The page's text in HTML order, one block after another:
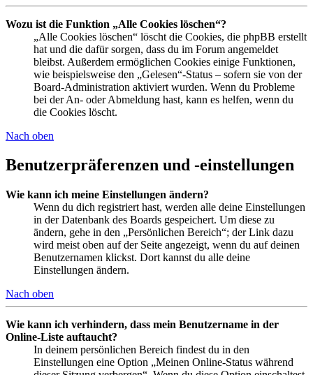
Wozu ist die Funktion „Alle Cookies löschen“?
„Alle Cookies löschen“ löscht die Cookies, die phpBB erstellt
hat und die dafür sorgen, dass du im Forum angemeldet
bleibst. Außerdem ermöglichen Cookies einige Funktionen,
wie beispielsweise den „Gelesen“-Status – sofern sie von der
Board-Administration aktiviert wurden. Wenn du Probleme
bei der An- oder Abmeldung hast, kann es helfen, wenn du
die Cookies löscht.
Nach oben
Benutzerpräferenzen und -einstellungen
Wie kann ich meine Einstellungen ändern?
Wenn du dich registriert hast, werden alle deine Einstellungen
in der Datenbank des Boards gespeichert. Um diese zu
ändern, gehe in den „Persönlichen Bereich“; der Link dazu
wird meist oben auf der Seite angezeigt, wenn du auf deinen
Benutzernamen klickst. Dort kannst du alle deine
Einstellungen ändern.
Nach oben
Wie kann ich verhindern, dass mein Benutzername in der
Online-Liste auftaucht?
In deinem persönlichen Bereich findest du in den
Einstellungen eine Option „Meinen Online-Status während